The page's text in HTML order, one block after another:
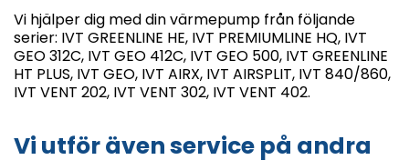
Vi hjälper dig med din värmepump från följande
serier: IVT GREENLINE HE, IVT PREMIUMLINE HQ, IVT
GEO 312C, IVT GEO 412C, IVT GEO 500, IVT GREENLINE
HT PLUS, IVT GEO, IVT AIRX, IVT AIRSPLIT, IVT 840/860,
IVT VENT 202, IVT VENT 302, IVT VENT 402.
Vi utför även service på andra